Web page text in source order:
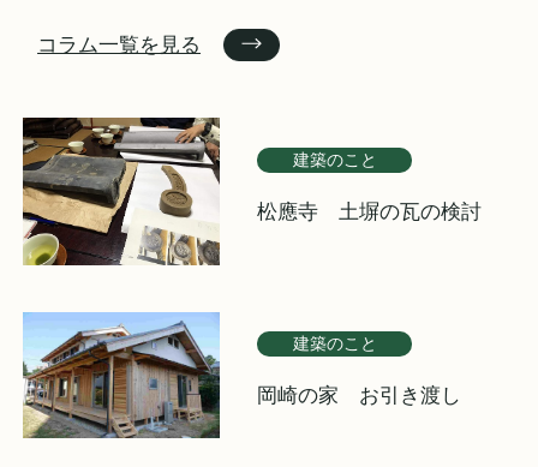
コラム一覧を見る
建築のこと
松應寺 土塀の瓦の検討
建築のこと
岡崎の家 お引き渡し